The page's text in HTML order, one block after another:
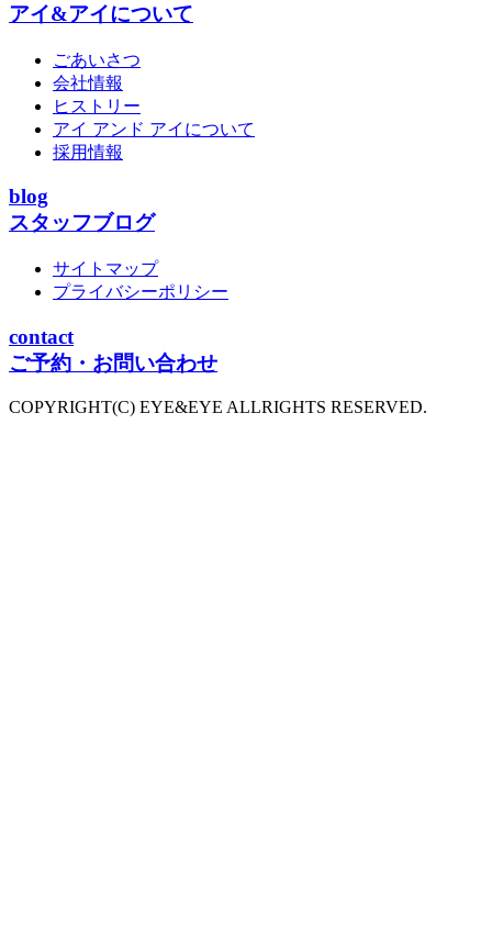
アイ&アイについて
ごあいさつ
会社情報
ヒストリー
アイ アンド アイについて
採用情報
blog
スタッフブログ
サイトマップ
プライバシーポリシー
contact
ご予約・お問い合わせ
COPYRIGHT(C) EYE&EYE ALLRIGHTS RESERVED.